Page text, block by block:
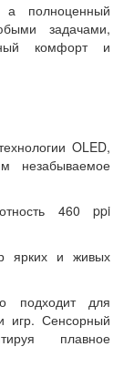
полноценный
задачами,
комфорт и
OLED,
незабываемое
460 ppi
ярких и живых
подходит для
игр. Сенсорный
плавное